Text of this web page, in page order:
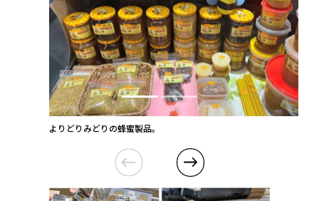
よりどりみどりの蜂蜜製品。